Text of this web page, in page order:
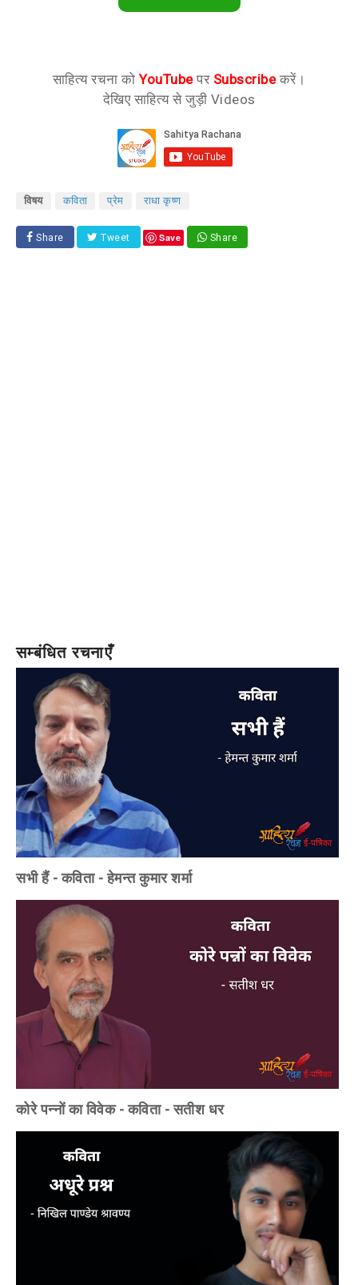
साहित्य रचना कोYouTubeपर Subscribeकरें।
देखिए साहित्य से जुड़ी Videos
विषय कविता प्रेम राधा कृष्ण
Share Tweet Save Share
सम्बंधित रचनाएँ
सभी हैं - कविता - हेमन्त कुमार शर्मा
कोरे पन्नों का विवेक - कविता - सतीश धर